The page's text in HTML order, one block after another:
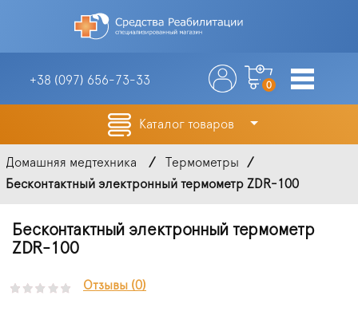
+38 (097) 656-73-33 0
Каталог товаров
Домашняя медтехника
Термометры
Бесконтактный электронный термометр ZDR-100
Бесконтактный электронный термометр
ZDR-100
Отзывы (0)